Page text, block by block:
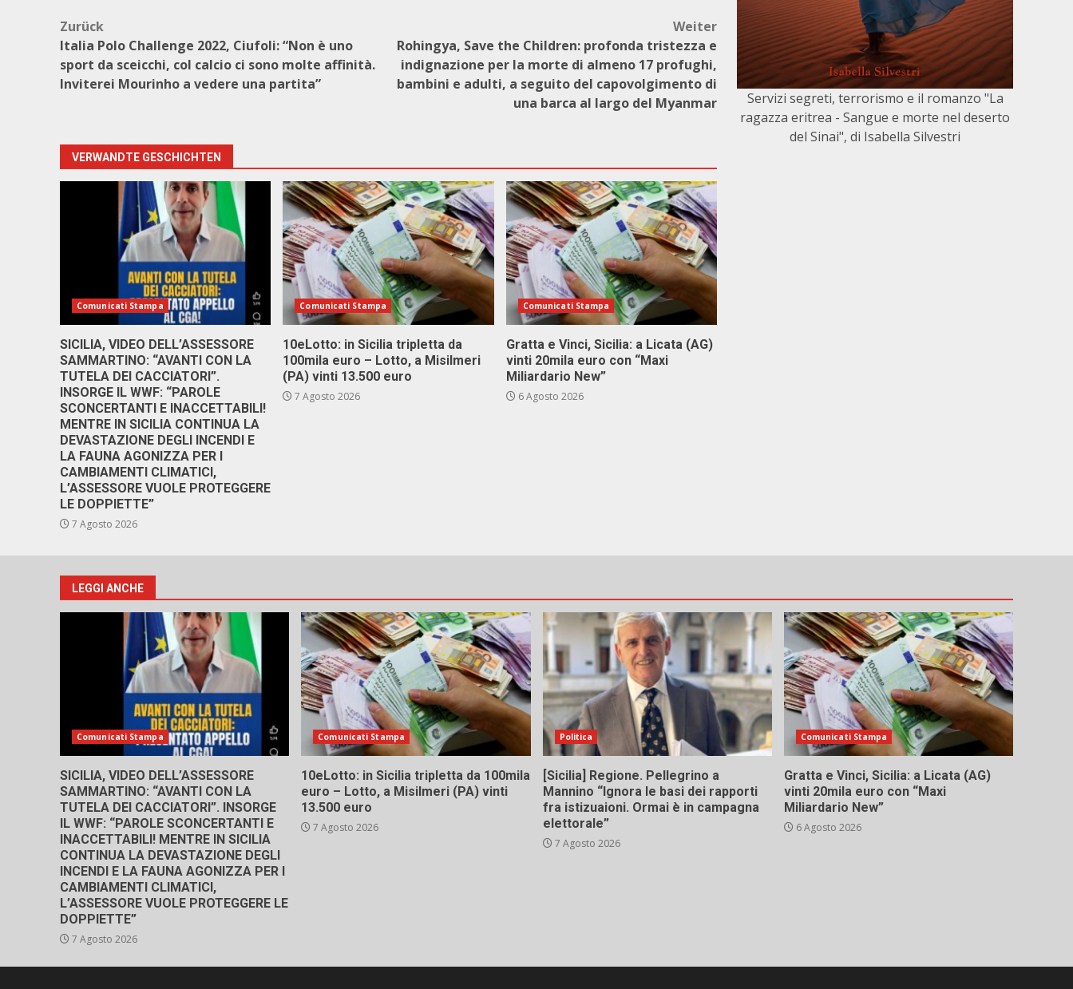
Beitragsnavigation
Zurück
Italia Polo Challenge 2022, Ciufoli: “Non è uno
sport da sceicchi, col calcio ci sono molte affinità.
Inviterei Mourinho a vedere una partita”
Weiter
Rohingya, Save the Children: profonda tristezza e
indignazione per la morte di almeno 17 profughi,
bambini e adulti, a seguito del capovolgimento di
una barca al largo del Myanmar
VERWANDTE GESCHICHTEN
Comunicati Stampa
SICILIA, VIDEO DELL’ASSESSORE
SAMMARTINO: “AVANTI CON LA
TUTELA DEI CACCIATORI”.
INSORGE IL WWF: “PAROLE
SCONCERTANTI E INACCETTABILI!
MENTRE IN SICILIA CONTINUA LA
DEVASTAZIONE DEGLI INCENDI E
LA FAUNA AGONIZZA PER I
CAMBIAMENTI CLIMATICI,
L’ASSESSORE VUOLE PROTEGGERE
LE DOPPIETTE”
7 Agosto 2026
Comunicati Stampa
10eLotto: in Sicilia tripletta da
100mila euro – Lotto, a Misilmeri
(PA) vinti 13.500 euro
7 Agosto 2026
Comunicati Stampa
Gratta e Vinci, Sicilia: a Licata (AG)
vinti 20mila euro con “Maxi
Miliardario New”
6 Agosto 2026
Servizi segreti, terrorismo e il romanzo "La
ragazza eritrea - Sangue e morte nel deserto
del Sinai", di Isabella Silvestri
LEGGI ANCHE
Comunicati Stampa
SICILIA, VIDEO DELL’ASSESSORE
SAMMARTINO: “AVANTI CON LA
TUTELA DEI CACCIATORI”. INSORGE
IL WWF: “PAROLE SCONCERTANTI E
INACCETTABILI! MENTRE IN SICILIA
CONTINUA LA DEVASTAZIONE DEGLI
INCENDI E LA FAUNA AGONIZZA PER I
CAMBIAMENTI CLIMATICI,
L’ASSESSORE VUOLE PROTEGGERE LE
DOPPIETTE”
7 Agosto 2026
Comunicati Stampa
10eLotto: in Sicilia tripletta da 100mila
euro – Lotto, a Misilmeri (PA) vinti
13.500 euro
7 Agosto 2026
Politica
[Sicilia] Regione. Pellegrino a
Mannino “Ignora le basi dei rapporti
fra istizuaioni. Ormai è in campagna
elettorale”
7 Agosto 2026
Comunicati Stampa
Gratta e Vinci, Sicilia: a Licata (AG)
vinti 20mila euro con “Maxi
Miliardario New”
6 Agosto 2026